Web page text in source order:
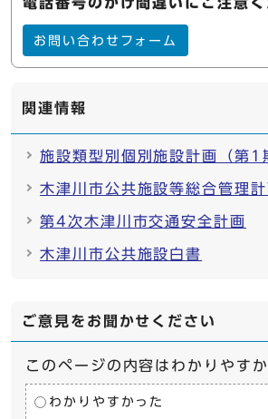
電話番号のかけ間違いにご注意く
お問い合わせフォーム
関連情報
施設類型別個別施設計画（第1
木津川市公共施設等総合管理計
第4次木津川市交通安全計画
木津川市公共施設白書
ご意見をお聞かせください
このページの内容はわかりやす
わかりやすかった